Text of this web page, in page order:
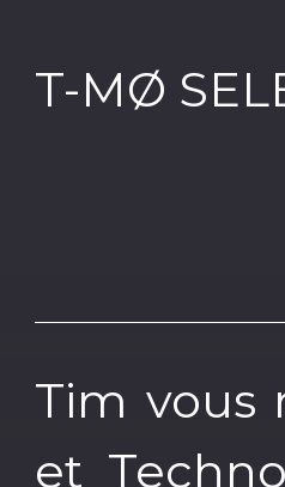
T-MØ
Tim vous
et